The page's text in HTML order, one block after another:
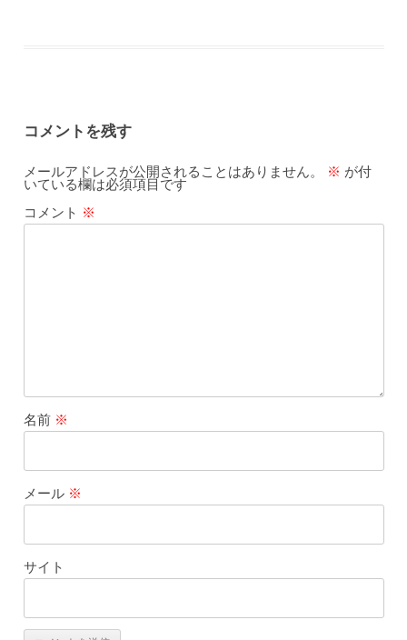
コメントを残す
メールアドレスが公開されることはありません。 ※ が付
いている欄は必須項目です
コメント ※
名前 ※
メール ※
サイト